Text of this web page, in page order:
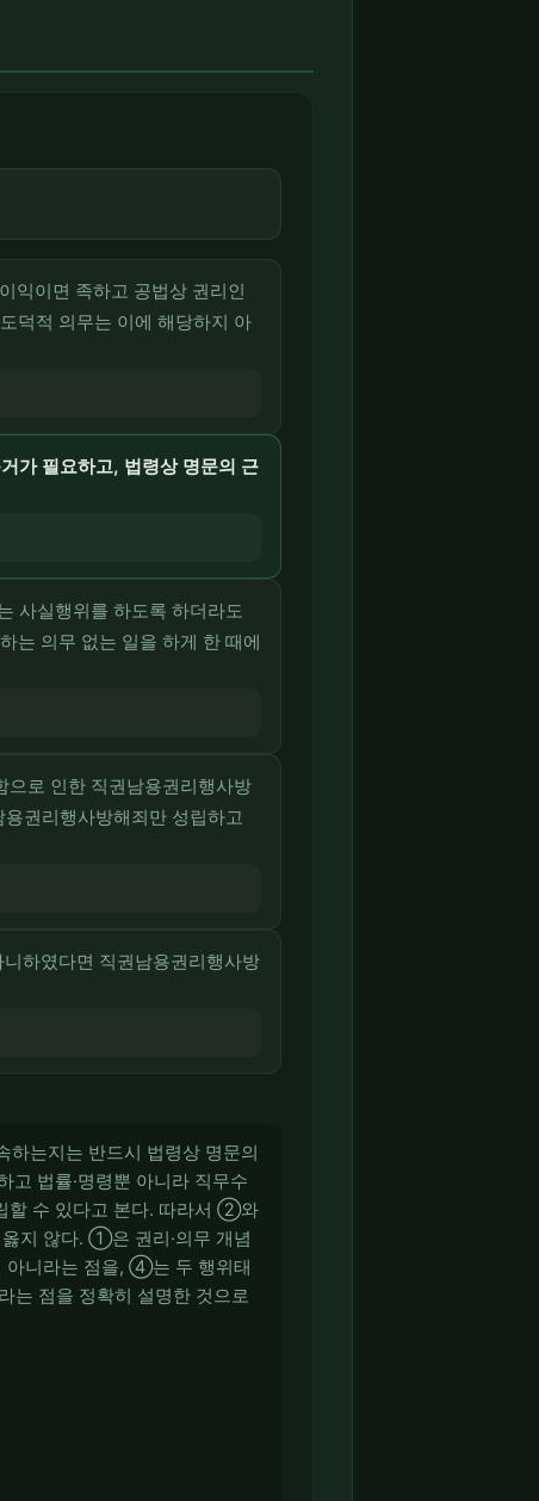
익이면 족하고 공법상 권리인
덕적 의무는 이에 해당하지 아
가 필요하고, 법령상 명문의 근
사실행위를 하도록 하더라도
는 의무 없는 일을 하게 한 때에
으로 인한 직권남용권리행사방
권리행사방해죄만 성립하고
하였다면 직권남용권리행사방
는지는 반드시 법령상 명문의
고 법률·명령뿐 아니라 직무수
할 수 있다고 본다. 따라서 ②와
옳지 않다. ①은 권리·의무 개념
아니라는 점을, ④는 두 행위태
는 점을 정확히 설명한 것으로